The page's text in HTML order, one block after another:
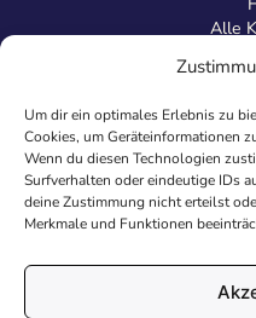
Um dir ein optimales Erlebnis zu
Cookies, um Geräteinformationen
Wenn du diesen Technologien
Surfverhalten oder eindeutige IDs
deine Zustimmung nicht erteilst
Merkmale und Funktionen
Alle
Recht &